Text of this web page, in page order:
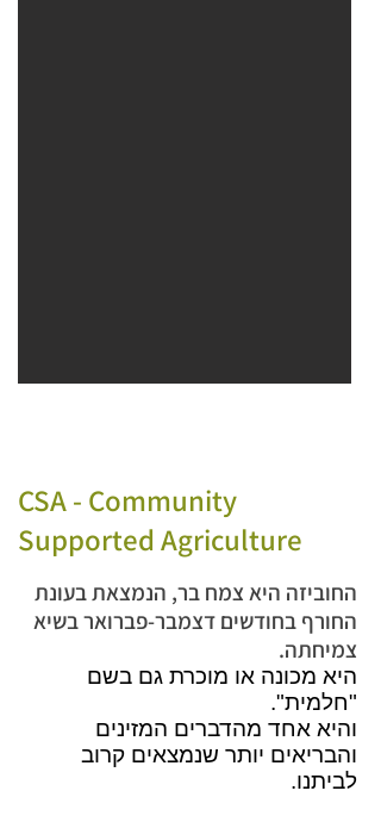
CSA - Community
Supported Agriculture
החוביזה היא צמח בר, הנמצאת בעונת
החורף בחודשים דצמבר-פברואר בשיא
צמיחתה.
היא מכונה או מוכרת גם בשם
"חלמית".
והיא אחד מהדברים המזינים
והבריאים יותר שנמצאים קרוב
לביתנו.